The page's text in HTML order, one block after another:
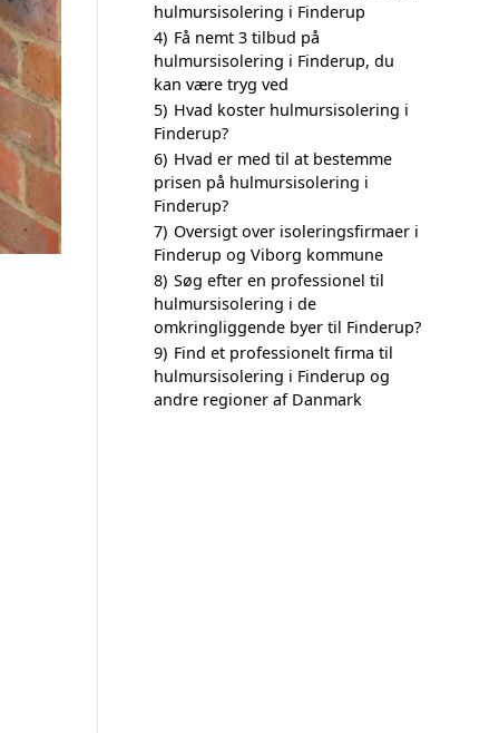
hulmursisolering i Finderup
4) Få nemt 3 tilbud på
hulmursisolering i Finderup, du
kan være tryg ved
5) Hvad koster hulmursisolering i
Finderup?
6) Hvad er med til at bestemme
prisen på hulmursisolering i
Finderup?
7) Oversigt over isoleringsfirmaer i
Finderup og Viborg kommune
8) Søg efter en professionel til
hulmursisolering i de
omkringliggende byer til Finderup?
9) Find et professionelt firma til
hulmursisolering i Finderup og
andre regioner af Danmark